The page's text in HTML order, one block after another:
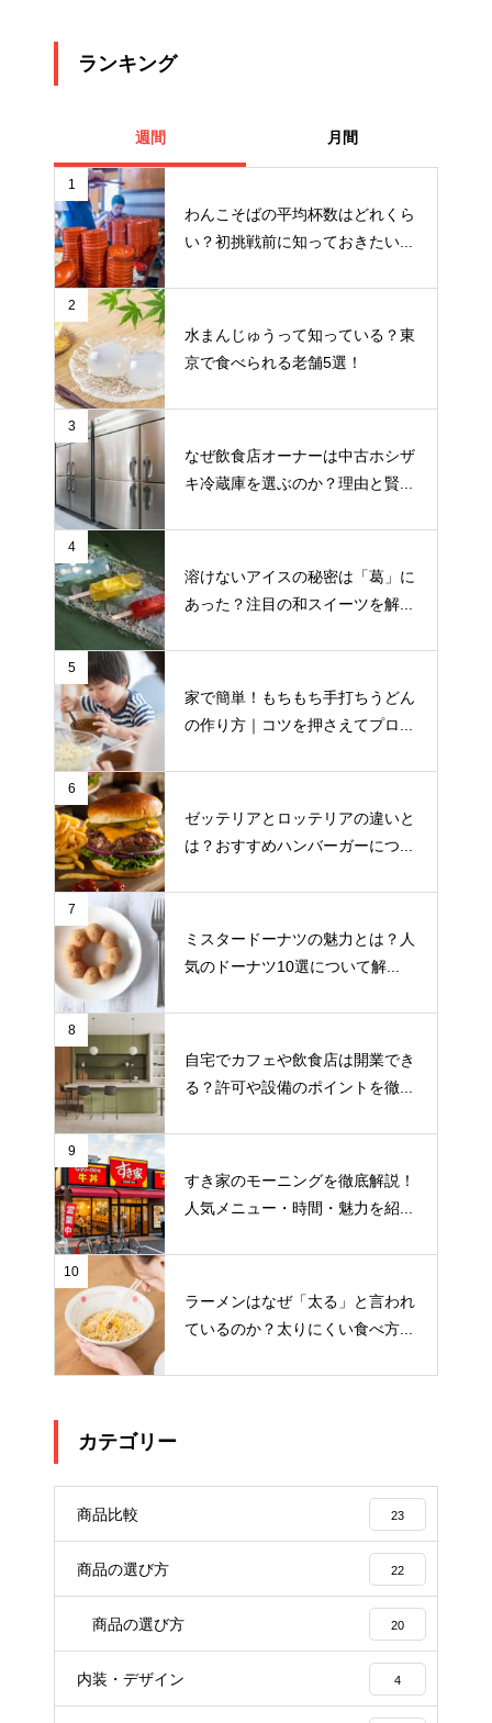
ランキング
週間 月間
1
わんこそばの平均杯数はどれくら
い？初挑戦前に知っておきたい...
2
水まんじゅうって知っている？東
京で食べられる老舗5選！
3
なぜ飲食店オーナーは中古ホシザ
キ冷蔵庫を選ぶのか？理由と賢...
4
溶けないアイスの秘密は「葛」に
あった？注目の和スイーツを解...
5
家で簡単！もちもち手打ちうどん
の作り方｜コツを押さえてプロ...
6
ゼッテリアとロッテリアの違いと
は？おすすめハンバーガーにつ...
7
ミスタードーナツの魅力とは？人
気のドーナツ10選について解...
8
自宅でカフェや飲食店は開業でき
る？許可や設備のポイントを徹...
9
すき家のモーニングを徹底解説！
人気メニュー・時間・魅力を紹...
10
ラーメンはなぜ「太る」と言われ
ているのか？太りにくい食べ方...
カテゴリー
商品比較 23
商品の選び方 22
商品の選び方 20
内装・デザイン 4